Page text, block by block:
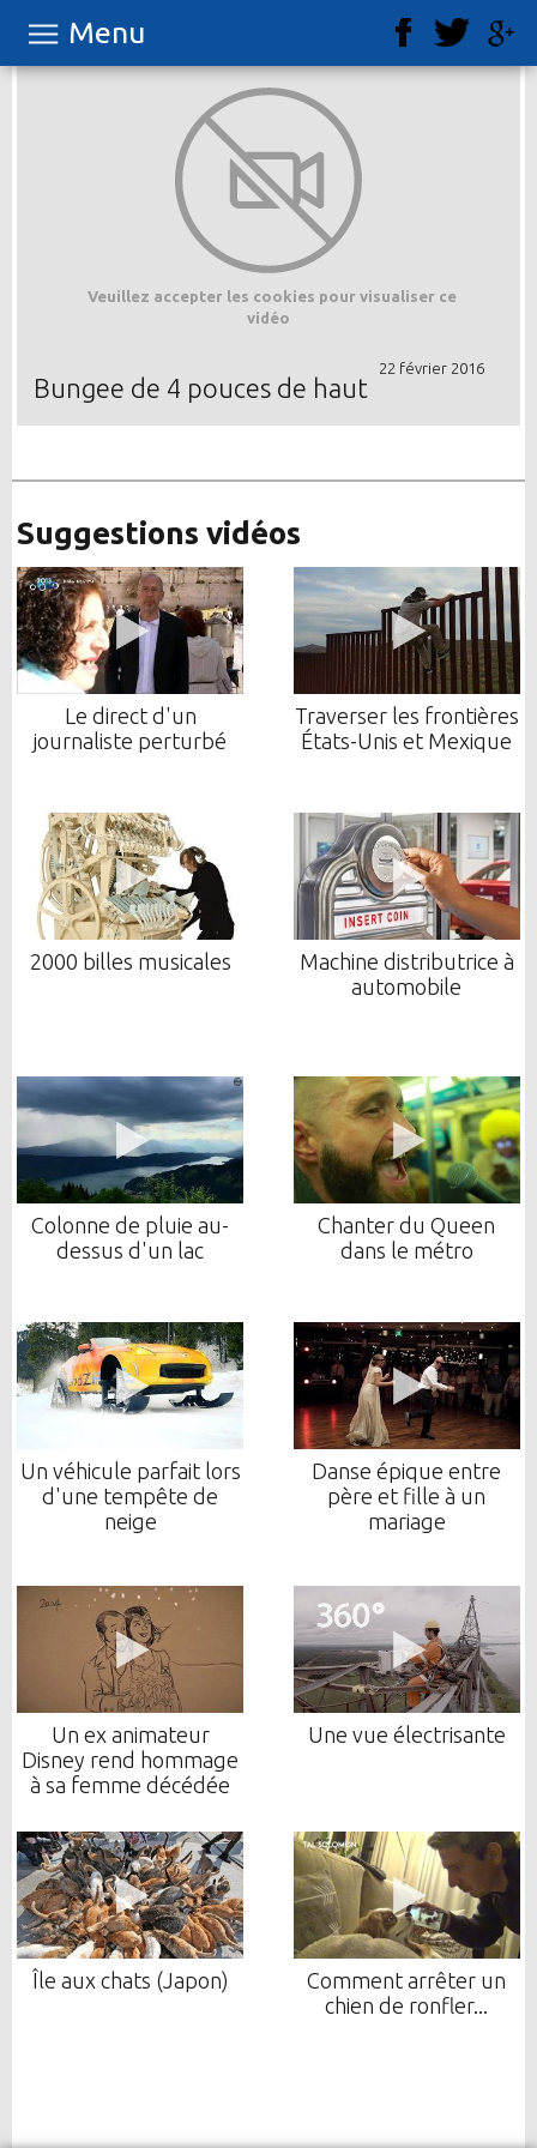
Menu
Veuillez accepter les cookies pour visualiser ce
vidéo
22 février 2016
Bungee de 4 pouces de haut
Suggestions vidéos
Le direct d'un
journaliste perturbé
Traverser les frontières
États-Unis et Mexique
2000 billes musicales
Machine distributrice à
automobile
Colonne de pluie au-
dessus d'un lac
Chanter du Queen
dans le métro
Un véhicule parfait lors
d'une tempête de
neige
Danse épique entre
père et fille à un
mariage
Un ex animateur
Disney rend hommage
à sa femme décédée
Une vue électrisante
Île aux chats (Japon)
Comment arrêter un
chien de ronfler...